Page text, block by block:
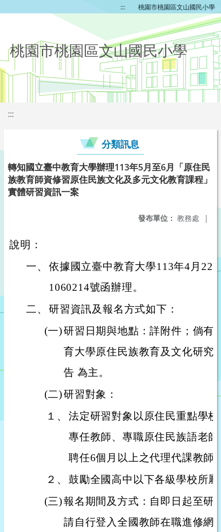
::: 桃園市桃園區文山國民小學
桃園市桃園區文山國民小學
:::
分類訊息
轉知國立臺中教育大學辦理113年5月至6月「原住民
族教育師資修習原住民族文化及多元文化教育課程」
實體研習資訊一案
發布單位： 教務處 |
說明：
一、 依據國立臺中教育大學113年4月22
1060214號函辦理。
二、 研習資訊及報名方式如下：
(一)研習日期與地點：詳附件；倘有
育大學原住民族教育及文化研究
告 為主。
(二)研習對象：
１、 法定研習對象以原住民重點學
專任教師、專職原住民族語老
聘任6個月以上之代理代課教師
２、 鼓勵全國高中以下各級學校所
(三)報名期間及方式：自即日起至研
請自行登入全國教師在職進修網